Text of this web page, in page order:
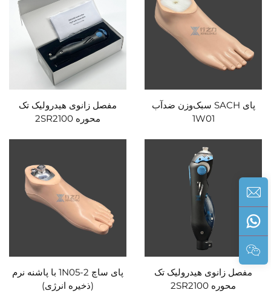
پای SACH سبک‌وزن ضدآب
1W01
مفصل زانوی هیدرولیک تک
محوره 2SR2100
مفصل زانوی هیدرولیک تک
محوره 2SR2100
پای ساچ 1N05-2 با پاشنه نرم
(ذخیره انرژی)